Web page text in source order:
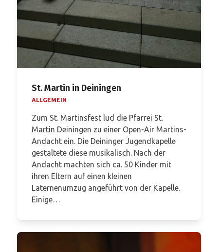
St. Martin in Deiningen
ALLGEMEIN
Zum St. Martinsfest lud die Pfarrei St.
Martin Deiningen zu einer Open-Air Martins-
Andacht ein. Die Deininger Jugendkapelle
gestaltete diese musikalisch. Nach der
Andacht machten sich ca. 50 Kinder mit
ihren Eltern auf einen kleinen
Laternenumzug angeführt von der Kapelle.
Einige…